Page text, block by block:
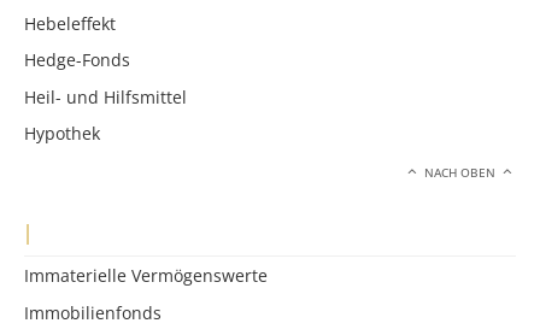
Hebeleffekt
Hedge-Fonds
Heil- und Hilfsmittel
Hypothek
NACH OBEN
I
Immaterielle Vermögenswerte
Immobilienfonds